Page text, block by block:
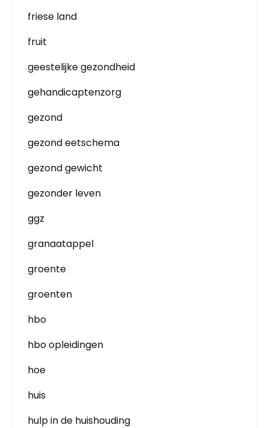
friese land
fruit
geestelijke gezondheid
gehandicaptenzorg
gezond
gezond eetschema
gezond gewicht
gezonder leven
ggz
granaatappel
groente
groenten
hbo
hbo opleidingen
hoe
huis
hulp in de huishouding